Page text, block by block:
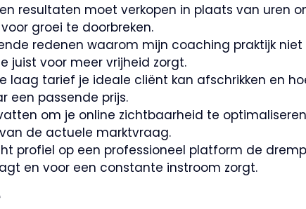
resultaten moet verkopen in plaats van uren
groei te doorbreken.
redenen waarom mijn coaching praktijk
juist voor meer vrijheid zorgt.
laag tarief je ideale cliënt kan afschrikken en
een passende prijs.
om je online zichtbaarheid te
de actuele marktvraag.
profiel op een professioneel platform de
en voor een constante instroom zorgt.